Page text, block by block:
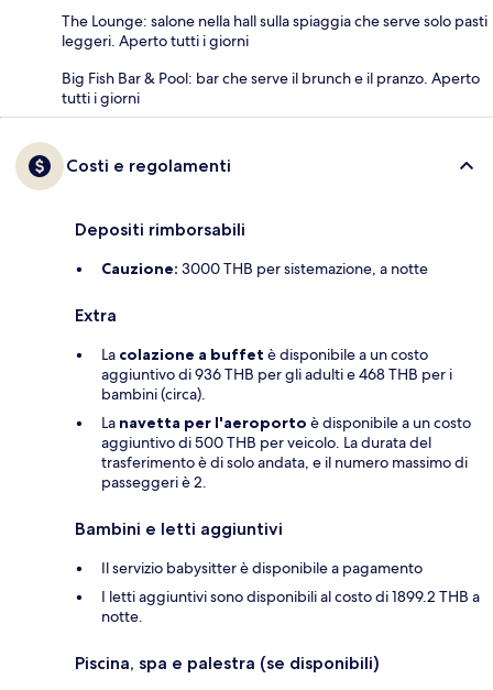
The Lounge: salone nella hall sulla spiaggia che serve solo pasti
leggeri. Aperto tutti i giorni
Big Fish Bar & Pool: bar che serve il brunch e il pranzo. Aperto
tutti i giorni
Costi e regolamenti
Depositi rimborsabili
Cauzione: 3000 THB per sistemazione, a notte
Extra
La colazione a buffet è disponibile a un costo
aggiuntivo di 936 THB per gli adulti e 468 THB per i
bambini (circa).
La navetta per l'aeroporto è disponibile a un costo
aggiuntivo di 500 THB per veicolo. La durata del
trasferimento è di solo andata, e il numero massimo di
passeggeri è 2.
Bambini e letti aggiuntivi
Il servizio babysitter è disponibile a pagamento
I letti aggiuntivi sono disponibili al costo di 1899.2 THB a
notte.
Piscina, spa e palestra (se disponibili)